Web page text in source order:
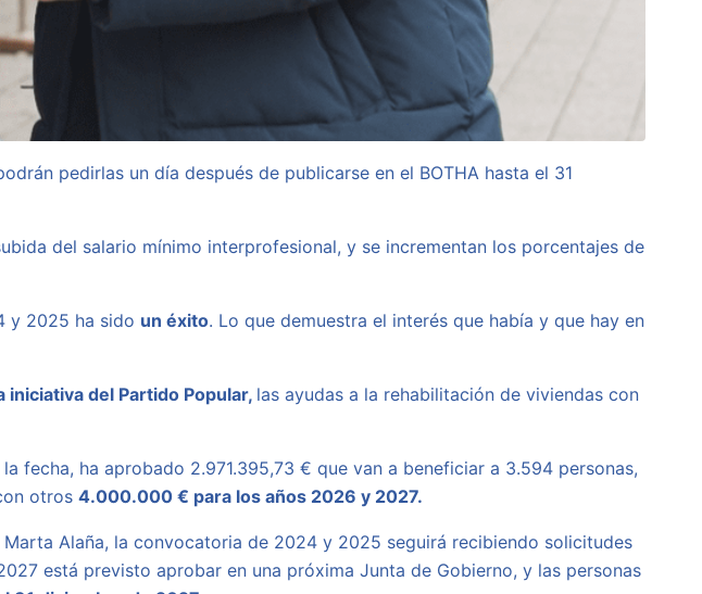
pedirlas un día después de publicarse en el BOTHA hasta el 31
del salario mínimo interprofesional, y se incrementan los porcentajes de
y 2025 ha sido un éxito. Lo que demuestra el interés que había y que hay en
del Partido Popular, las ayudas a la rehabilitación de viviendas con
fecha, ha aprobado 2.971.395,73 € que van a beneficiar a 3.594 personas,
otros 4.000.000 € para los años 2026 y 2027.
Alaña, la convocatoria de 2024 y 2025 seguirá recibiendo solicitudes
está previsto aprobar en una próxima Junta de Gobierno, y las personas